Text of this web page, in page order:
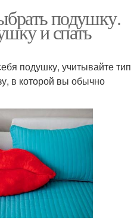
подушку.
и спать
подушку, учитывайте тип
в которой вы обычно